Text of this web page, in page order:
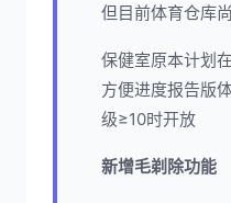
但目前体育仓库
保健室原本计划
方便进度报告版
级≥10时开放
新增毛剃除功能